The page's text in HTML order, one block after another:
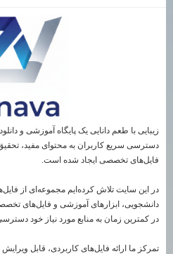
زیبایی با طعم دانایی یک پایگاه آموزشی و
دسترسی سریع کاربران به محتوای مفید،
فایل‌های تخصصی ایجاد شده است.
در این سایت تلاش کرده‌ایم مجموعه‌ای از
دانشجویی، ابزارهای آموزشی و فایل‌های تخصصی
در کمترین زمان به منابع مورد نیاز خود
تمرکز ما ارائه فایل‌های کاربردی، قابل